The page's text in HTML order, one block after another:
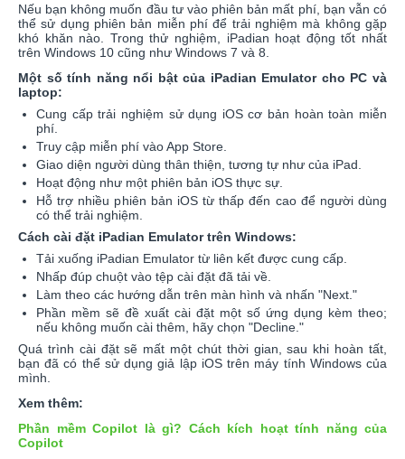
Nếu bạn không muốn đầu tư vào phiên bản mất phí, bạn vẫn có
thể sử dụng phiên bản miễn phí để trải nghiệm mà không gặp
khó khăn nào. Trong thử nghiệm, iPadian hoạt động tốt nhất
trên Windows 10 cũng như Windows 7 và 8.
Một số tính năng nổi bật của iPadian Emulator cho PC và
laptop:
Cung cấp trải nghiệm sử dụng iOS cơ bản hoàn toàn miễn
phí.
Truy cập miễn phí vào App Store.
Giao diện người dùng thân thiện, tương tự như của iPad.
Hoạt động như một phiên bản iOS thực sự.
Hỗ trợ nhiều phiên bản iOS từ thấp đến cao để người dùng
có thể trải nghiệm.
Cách cài đặt iPadian Emulator trên Windows:
Tải xuống iPadian Emulator từ liên kết được cung cấp.
Nhấp đúp chuột vào tệp cài đặt đã tải về.
Làm theo các hướng dẫn trên màn hình và nhấn "Next."
Phần mềm sẽ đề xuất cài đặt một số ứng dụng kèm theo;
nếu không muốn cài thêm, hãy chọn "Decline."
Quá trình cài đặt sẽ mất một chút thời gian, sau khi hoàn tất,
bạn đã có thể sử dụng giả lập iOS trên máy tính Windows của
mình.
Xem thêm:
Phần mềm Copilot là gì? Cách kích hoạt tính năng của
Copilot